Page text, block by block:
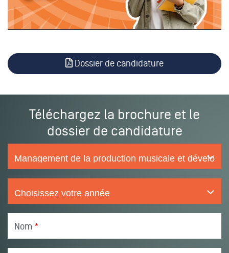
Dossier de candidature
Téléchargez la brochure et le
dossier de candidature
Nom *